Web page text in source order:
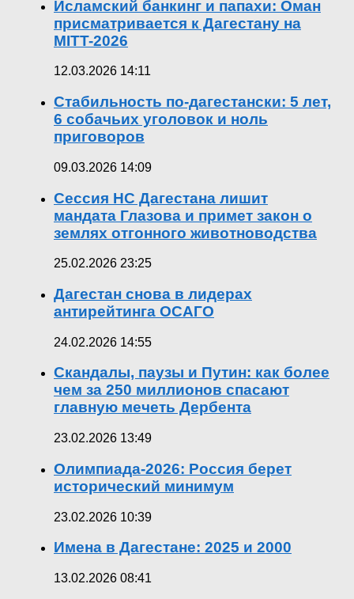
Исламский банкинг и папахи: Оман
присматривается к Дагестану на
MITT-2026
12.03.2026 14:11
Стабильность по-дагестански: 5 лет,
6 собачьих уголовок и ноль
приговоров
09.03.2026 14:09
Сессия НС Дагестана лишит
мандата Глазова и примет закон о
землях отгонного животноводства
25.02.2026 23:25
Дагестан снова в лидерах
антирейтинга ОСАГО
24.02.2026 14:55
Скандалы, паузы и Путин: как более
чем за 250 миллионов спасают
главную мечеть Дербента
23.02.2026 13:49
Олимпиада-2026: Россия берет
исторический минимум
23.02.2026 10:39
Имена в Дагестане: 2025 и 2000
13.02.2026 08:41